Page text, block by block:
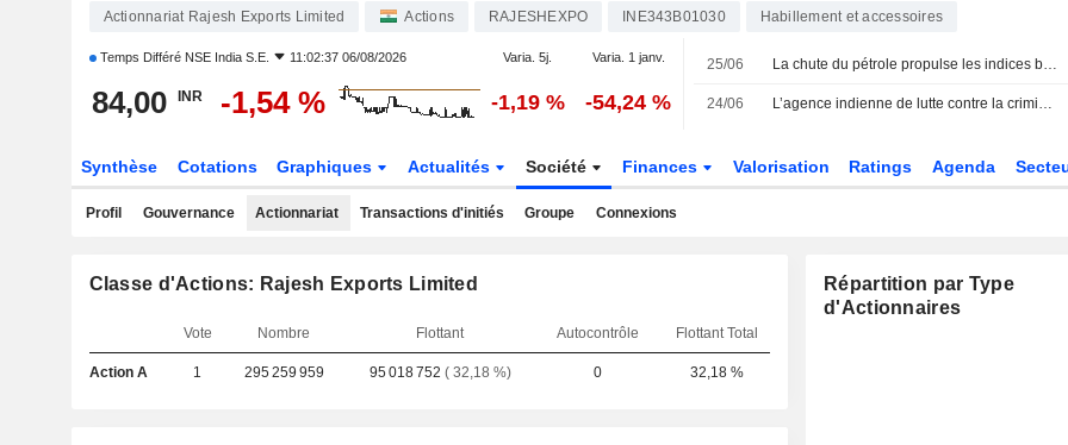
Actionnariat Rajesh Exports Limited Actions RAJESHEXPO INE343B01030 Habillement et accessoires
Temps Différé NSE India S.E. 11:02:37 06/08/2026 Varia. 5j. Varia. 1 janv.
84,00 INR -1,54 % -1,19 % -54,24 %
25/06 La chute du pétrole propulse les indices boursiers indiens vers leur plus longue série de gains hebdomadaires en sept mois
24/06 L’agence indienne de lutte contre la criminalité financière signale des infractions au change et des documents manquants chez Rajesh Exports
Synthèse Cotations Graphiques Actualités Société Finances Valorisation Ratings Agenda
Profil Gouvernance Actionnariat Transactions d'initiés Groupe Connexions
Classe d'Actions: Rajesh Exports Limited
Vote Nombre Flottant Autocontrôle Flottant Total
Action A 1 295 259 959 95 018 752 ( 32,18 %) 0 32,18 %
Répartition par Type
d'Actionnaires